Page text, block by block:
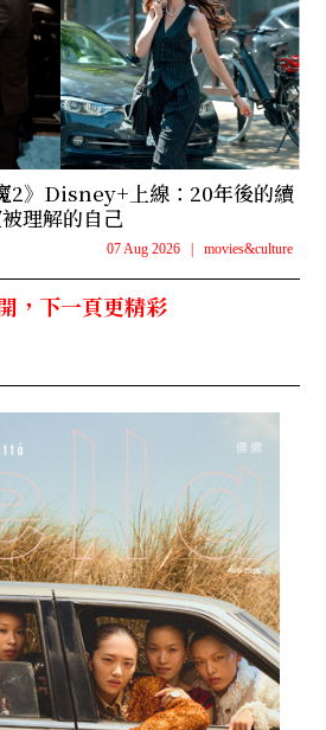
2》Disney+上線：20年後的續
理解的自己
07 Aug 2026 movies&culture
，下一頁更精彩